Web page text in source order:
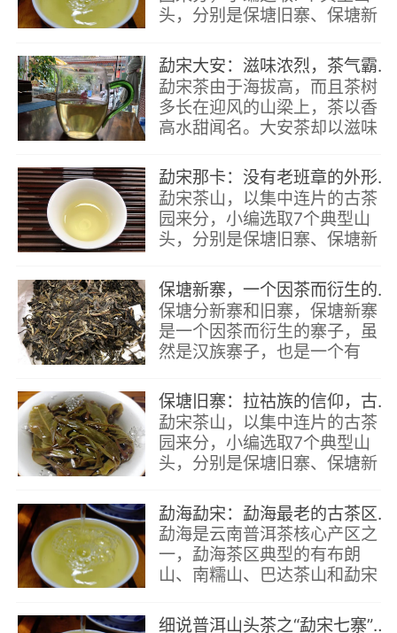
头，分别是保塘旧寨、保塘新
吕、坝檬，简称“勐宋七寨”。
本文介绍“保塘南本”。
勐宋大安：滋味浓烈，茶气霸道，品质独树一帜
勐宋茶由于海拔高，而且茶树
多长在迎风的山梁上，茶以香
高水甜闻名。大安茶却以滋味
回甘持久，喉韵清爽等鲜明的
特点独树一帜。
勐宋那卡：没有老班章的外形，却有小班章的气质
勐宋茶山，以集中连片的古茶
园来分，小编选取7个典型山
头，分别是保塘旧寨、保塘新
吕、坝檬，简称“勐宋七寨”。
本文介绍“勐宋那卡”。
保塘新寨，一个因茶而衍生的寨子「刀哥说茶」
保塘分新寨和旧寨，保塘新寨
是一个因茶而衍生的寨子，虽
然是汉族寨子，也是一个有
保塘旧寨：拉祜族的信仰，古茶树的福祉
勐宋茶山，以集中连片的古茶
园来分，小编选取7个典型山
头，分别是保塘旧寨、保塘新
吕、坝檬，简称勐宋七寨。普勐海勐宋：勐海最老的古茶区之一，茶叶专家最喜欢去的茶山
勐海是云南普洱茶核心产区之
一，勐海茶区典型的有布朗
山、南糯山、巴达茶山和勐宋
宋茶山。
细说普洱山头茶之“勐宋七寨”「刀哥说茶」